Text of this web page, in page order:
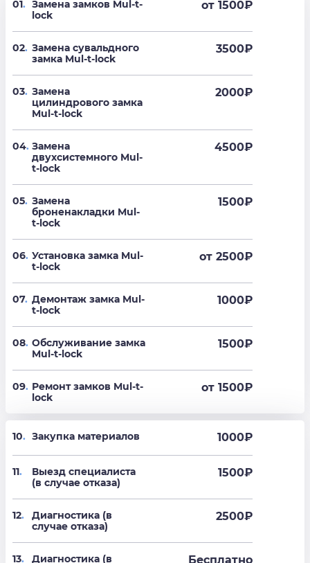
01. Замена замков Mul-t-
lock
от 1500₽
02. Замена сувальдного
замка Mul-t-lock
3500₽
03. Замена
цилиндрового замка
Mul-t-lock
2000₽
04. Замена
двухсистемного Mul-
t-lock
4500₽
05. Замена
броненакладки Mul-
t-lock
1500₽
06. Установка замка Mul-
t-lock
от 2500₽
07. Демонтаж замка Mul-
t-lock
1000₽
08. Обслуживание замка
Mul-t-lock
1500₽
09. Ремонт замков Mul-t-
lock
от 1500₽
10. Закупка материалов 1000₽
11.
Выезд специалиста
(в случае отказа)
1500₽
12.
Диагностика (в
случае отказа)
2500₽
13. Диагностика (в Бесплатно